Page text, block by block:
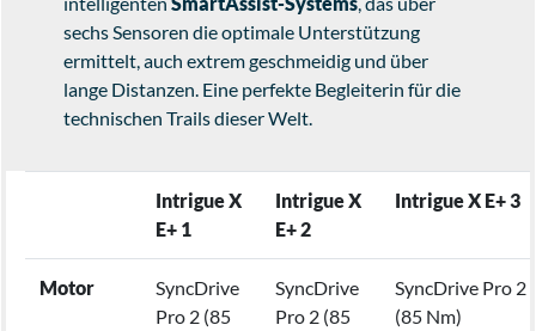
sechs Sensoren die optimale Unterstützung
ermittelt, auch extrem geschmeidig und über
lange Distanzen. Eine perfekte Begleiterin für die
technischen Trails dieser Welt.
Intrigue X
E+ 1
Intrigue X
E+ 2
Intrigue X E+ 3
Motor
SyncDrive
Pro 2 (85
SyncDrive
Pro 2 (85
SyncDrive Pro 2
(85 Nm)